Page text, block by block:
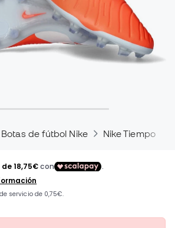
Botas de fútbol Nike Nike Tiempo